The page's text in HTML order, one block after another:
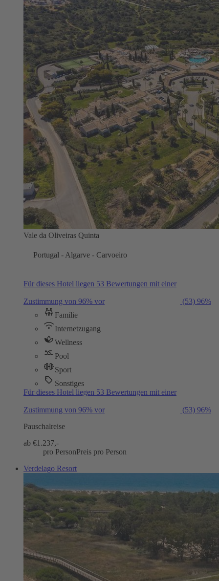
Vale da Oliveiras Quinta
Portugal - Algarve - Carvoeiro
Für dieses Hotel liegen 53 Bewertungen mit einer
Zustimmung von 96% vor (53) 96%
Familie
Internetzugang
Wellness
Pool
Sport
Sonstiges
Für dieses Hotel liegen 53 Bewertungen mit einer
Zustimmung von 96% vor (53) 96%
Pauschalreise
ab €1.237,-
pro PersonPreis pro Person
Verdelago Resort